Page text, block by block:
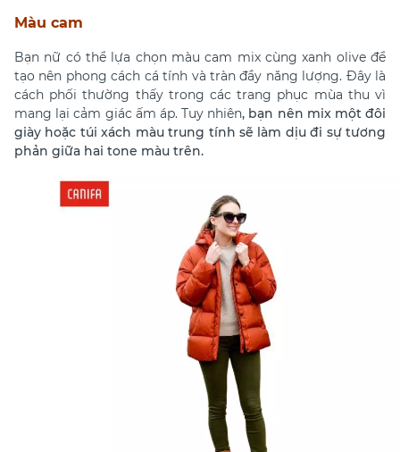
Màu cam
Bạn nữ có thể lựa chọn màu cam mix cùng xanh olive để
tạo nên phong cách cá tính và tràn đầy năng lượng. Đây là
cách phối thường thấy trong các trang phục mùa thu vì
mang lại cảm giác ấm áp. Tuy nhiên, bạn nên mix một đôi
giày hoặc túi xách màu trung tính sẽ làm dịu đi sự tương
phản giữa hai tone màu trên.